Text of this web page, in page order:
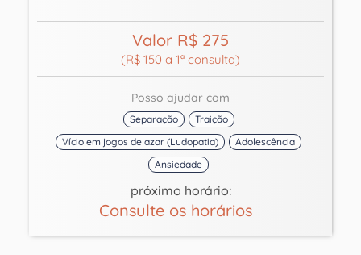
Valor R$ 275
(R$ 150 a 1ª consulta)
Posso ajudar com
Separação
Traição
Vício em jogos de azar (Ludopatia)
Adolescência
Ansiedade
próximo horário:
Consulte os horários